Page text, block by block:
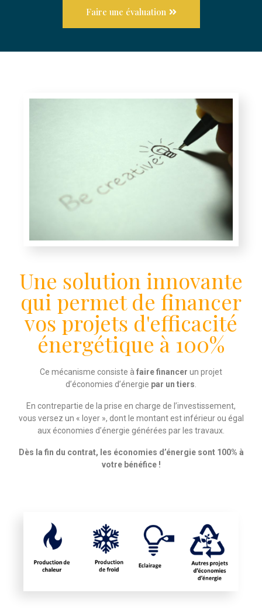
Faire une évaluation
Une solution innovante
qui permet de financer
vos projets d'efficacité
énergétique à 100%
Ce mécanisme consiste à faire financer un projet
d’économies d’énergie par un tiers
En contrepartie de la prise en charge de l’investissement,
vous versez un « loyer », dont le montant est inférieur ou égal
aux économies d’énergie générées par les travaux.
Dès la fin du contrat, les économies d’énergie sont 100% à
votre bénéfice !